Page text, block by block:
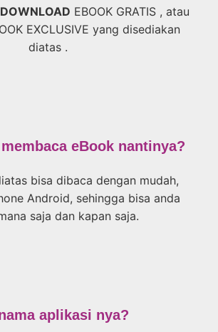
DOWNLOAD EBOOK GRATIS , atau
EXCLUSIVE yang disediakan
diatas .
eBook nantinya?
bisa dibaca dengan mudah,
Android, sehingga bisa anda
saja dan kapan saja.
aplikasi nya?